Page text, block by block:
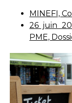
MINEFI,
26 juin
PME,